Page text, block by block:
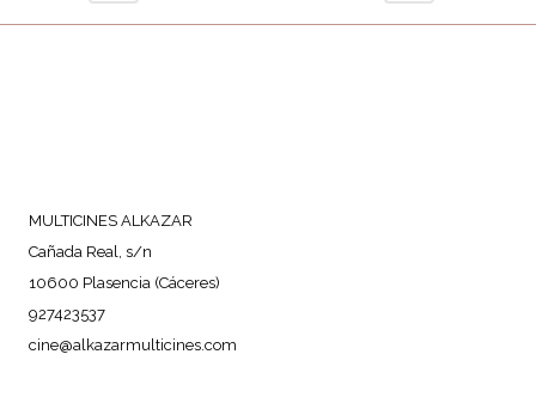
MULTICINES ALKAZAR
Cañada Real, s/n
10600 Plasencia (Cáceres)
927423537
cine@alkazarmulticines.com